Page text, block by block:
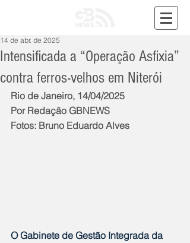
Intensificada a “Operação Asfixia”
contra ferros-velhos em Niterói
14 de abr. de 2025
Rio de Janeiro, 14/04/2025
Por Redação GBNEWS
Fotos: Bruno Eduardo Alves
O Gabinete de Gestão Integrada da